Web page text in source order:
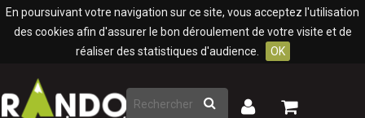
En poursuivant votre navigation sur ce site, vous acceptez l'utilisation
des cookies afin d'assurer le bon déroulement de votre visite et de
réaliser des statistiques d'audience.
OK
Rechercher
Mon
Mon
Panneau de gestion des cookies